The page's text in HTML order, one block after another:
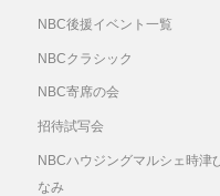
NBC後援イベント一覧
NBCクラシック
NBC寄席の会
招待試写会
NBCハウジングマルシェ時津
なみ